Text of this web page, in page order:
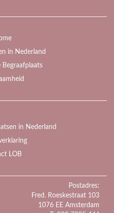
in Nederland
Begraafplaats
in Nederland
LOB
Postadres:
Fred. Roeskestraat 103
1076 EE Amsterdam